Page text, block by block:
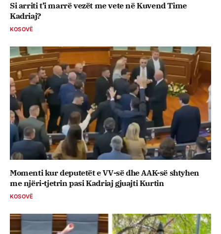
Si arriti t’i marrë vezët me vete në Kuvend Time
Kadriaj?
KOSOVË
Momenti kur deputetët e VV-së dhe AAK-së shtyhen
me njëri-tjetrin pasi Kadriaj gjuajti Kurtin
KOSOVË